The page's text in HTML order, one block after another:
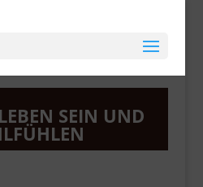
SEIN UND